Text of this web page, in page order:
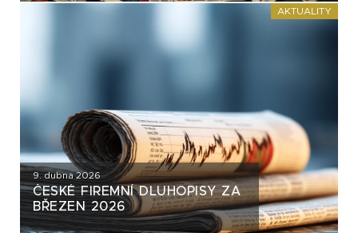
AKTUALITY
9. dubna 2026
ČESKÉ FIREMNÍ DLUHOPISY ZA
BŘEZEN 2026